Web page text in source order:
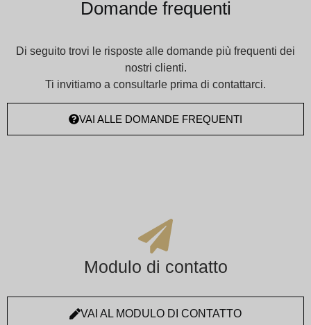
Domande frequenti
Di seguito trovi le risposte alle domande più frequenti dei
nostri clienti.
Ti invitiamo a consultarle prima di contattarci.
VAI ALLE DOMANDE FREQUENTI
Modulo di contatto
VAI AL MODULO DI CONTATTO